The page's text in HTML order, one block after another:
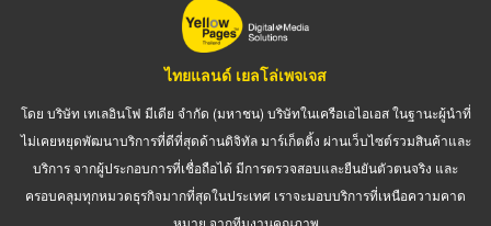
ไทยแลนด์ เยลโล่เพจเจส
โดย บริษัท เทเลอินโฟ มีเดีย จำกัด (มหาชน) บริษัทในเครือเอไอเอส ในฐานะผู้นำที่
ไม่เคยหยุดพัฒนาบริการที่ดีที่สุดด้านดิจิทัล มาร์เก็ตติ้ง ผ่านเว็บไซต์รวมสินค้าและ
บริการ จากผู้ประกอบการที่เชื่อถือได้ มีการตรวจสอบและยืนยันตัวตนจริง และ
ครอบคลุมทุกหมวดธุรกิจมากที่สุดในประเทศ เราจะมอบบริการที่เหนือความคาด
หมาย จากทีมงานคุณภาพ